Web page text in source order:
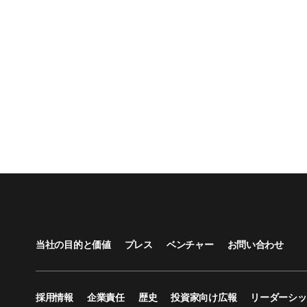
当社の目的と価値 プレス ベンチャー お問い合わせ
採用情報 企業責任 歴史 投資家向け広報 リーダーシ